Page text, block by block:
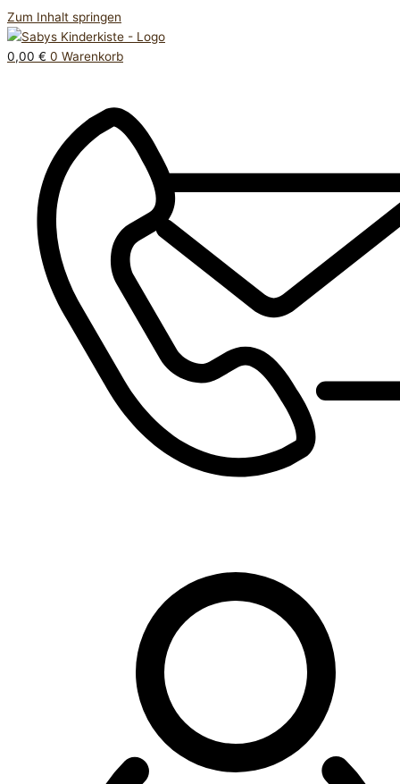
Zum Inhalt springen
0,00 € 0 Warenkorb